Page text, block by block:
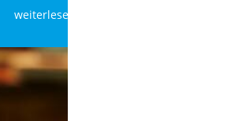
weiterlesen